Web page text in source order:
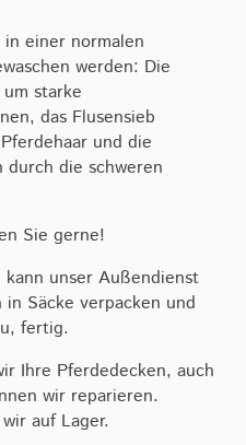
einer normalen
werden: Die
starke
das Flusensieb
und die
durch die schweren
Sie gerne!
unser Außendienst
Säcke verpacken und
fertig.
Ihre Pferdedecken, auch
wir reparieren.
auf Lager.